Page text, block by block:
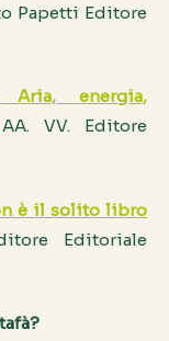
Papetti Editore
Aria, energia,
VV. Editore
è il solito libro
Editoriale